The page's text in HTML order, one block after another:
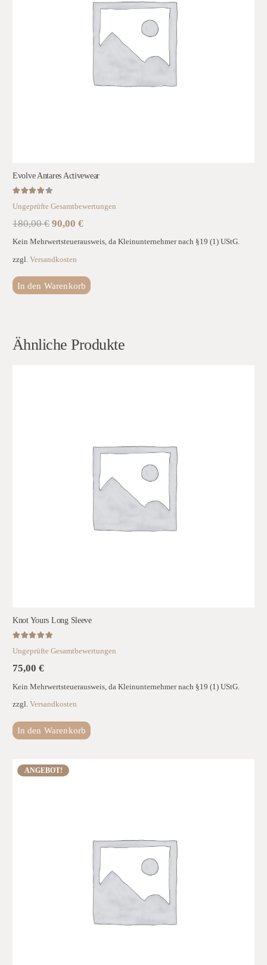
Evolve Antares Activewear
Ungeprüfte Gesamtbewertungen
180,00€ Ursprünglicher
180,00 €
90,00 €Aktueller
Preis
Kein Mehrwertsteuerausweis, da Kleinunternehmer nach §19 (1) UStG.
zzgl. Versandkosten
In den Warenkorb
Ähnliche Produkte
Knot Yours Long Sleeve
Ungeprüfte Gesamtbewertungen
75,00 €
Kein Mehrwertsteuerausweis, da Kleinunternehmer nach §19 (1) UStG.
zzgl. Versandkosten
In den Warenkorb
ANGEBOT!